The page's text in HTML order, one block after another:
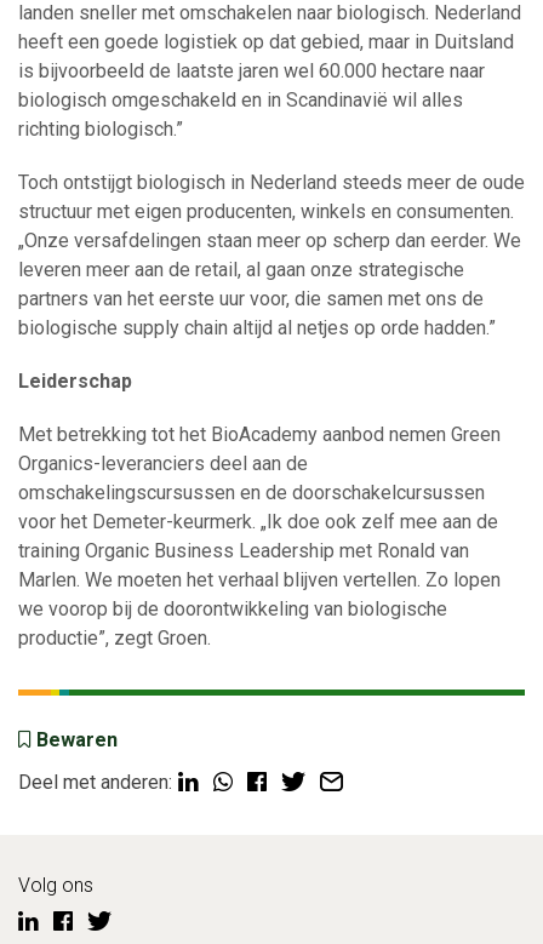
landen sneller met omschakelen naar biologisch. Nederland
heeft een goede logistiek op dat gebied, maar in Duitsland
is bijvoorbeeld de laatste jaren wel 60.000 hectare naar
biologisch omgeschakeld en in Scandinavië wil alles
richting biologisch.”
Toch ontstijgt biologisch in Nederland steeds meer de oude
structuur met eigen producenten, winkels en consumenten.
„Onze versafdelingen staan meer op scherp dan eerder. We
leveren meer aan de retail, al gaan onze strategische
partners van het eerste uur voor, die samen met ons de
biologische supply chain altijd al netjes op orde hadden.”
Leiderschap
Met betrekking tot het BioAcademy aanbod nemen Green
Organics-leveranciers deel aan de
omschakelingscursussen en de doorschakelcursussen
voor het Demeter-keurmerk. „Ik doe ook zelf mee aan de
training Organic Business Leadership met Ronald van
Marlen. We moeten het verhaal blijven vertellen. Zo lopen
we voorop bij de doorontwikkeling van biologische
productie”, zegt Groen.
Bewaren
Deel met anderen:
Volg ons